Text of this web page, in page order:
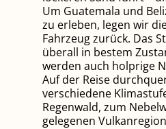
Um Guatemala und
zu erleben, legen wir
Fahrzeug zurück. Das
überall in bestem
werden auch holprige
Auf der Reise
verschiedene
Regenwald, zum
gelegenen